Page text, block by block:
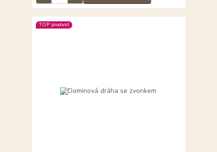
TOP produkt